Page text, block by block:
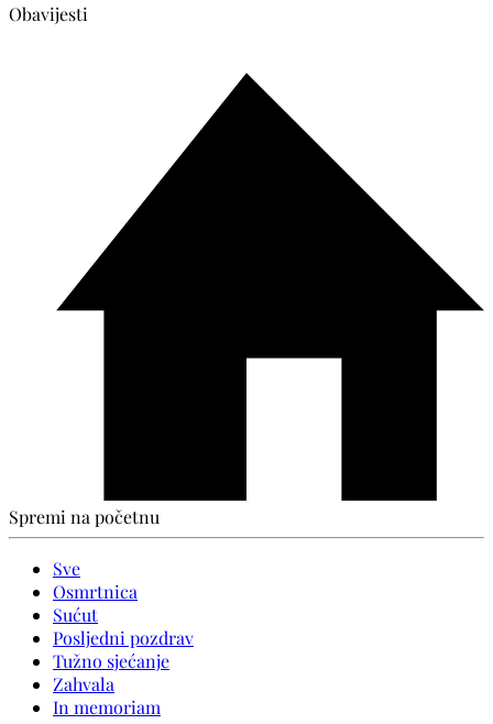
Obavijesti
Spremi na početnu
Sve
Osmrtnica
Sućut
Posljedni pozdrav
Tužno sjećanje
Zahvala
In memoriam